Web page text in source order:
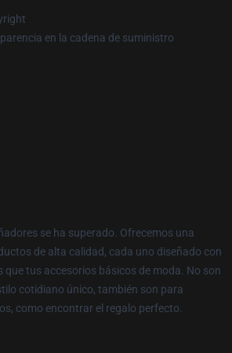
en la cadena de suministro
se ha superado. Ofrecemos una
de alta calidad, cada uno diseñado con
que tus accesorios básicos de moda. No son
cotidiano único, también son para
como encontrar el regalo perfecto.